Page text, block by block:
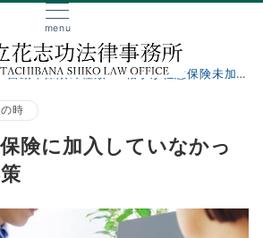
menu
自動車保険の種類 相手が任意保険未加入の時
時
険に加入していなかっ